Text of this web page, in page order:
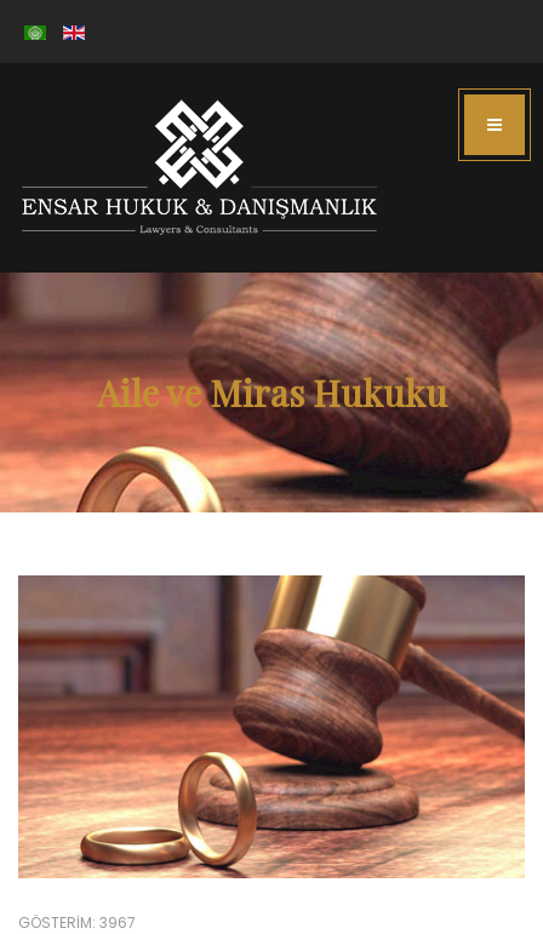
Aile ve Miras Hukuku
GÖSTERIM: 3967